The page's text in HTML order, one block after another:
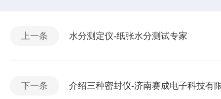
上一条 水分测定仪-纸张水分测试专家
下一条 介绍三种密封仪-济南赛成电子科技有